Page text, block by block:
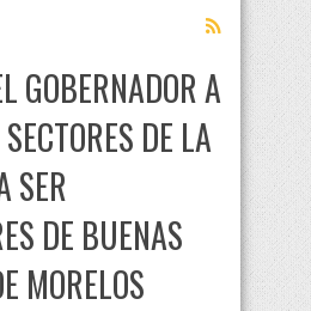
GOBERNADOR A
DE LA
SER
DE BUENAS
MORELOS